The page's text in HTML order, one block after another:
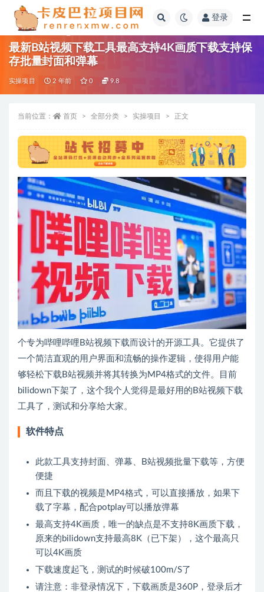
登录
最新B站视频下载工具最高支持4K画质下载支持保
存批量封面和弹幕
实操项目 2 年前 0 9.8
当前位置： 首页 全部分类 实操项目 正文
个专为哔哩哔哩B站视频下载而设计的开源工具。它提供了
一个简洁直观的用户界面和流畅的操作逻辑，使得用户能
够轻松下载B站视频并将其转换为MP4格式的文件。目前
bilidown下架了，这个我个人觉得是最好用的B站视频下载
工具了，测试和分享给大家。
软件特点
此款工具支持封面、弹幕、B站视频批量下载等，方便
便捷
而且下载的视频是MP4格式，可以直接播放，如果下
载了字幕，配合potplay可以播放弹幕
最高支持4K画质，唯一的缺点是不支持8K画质下载，
原来的bilidown支持最高8K（已下架），这个最高只
可以4K画质
下载速度起飞，测试的时候破100m/S了
请注意：非登录情况下，下载画质是360P，登录后才
全部